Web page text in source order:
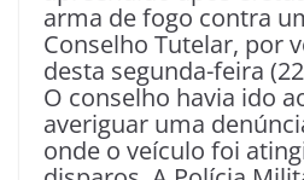
arma de fogo contra
Conselho Tutelar, por
desta segunda-feira
O conselho havia ido
averiguar uma
onde o veículo foi